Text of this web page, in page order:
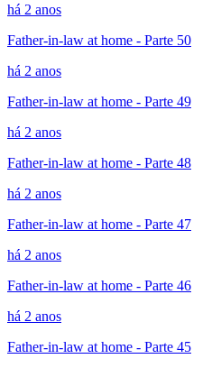
há 2 anos
Father-in-law at home - Parte 50
há 2 anos
Father-in-law at home - Parte 49
há 2 anos
Father-in-law at home - Parte 48
há 2 anos
Father-in-law at home - Parte 47
há 2 anos
Father-in-law at home - Parte 46
há 2 anos
Father-in-law at home - Parte 45